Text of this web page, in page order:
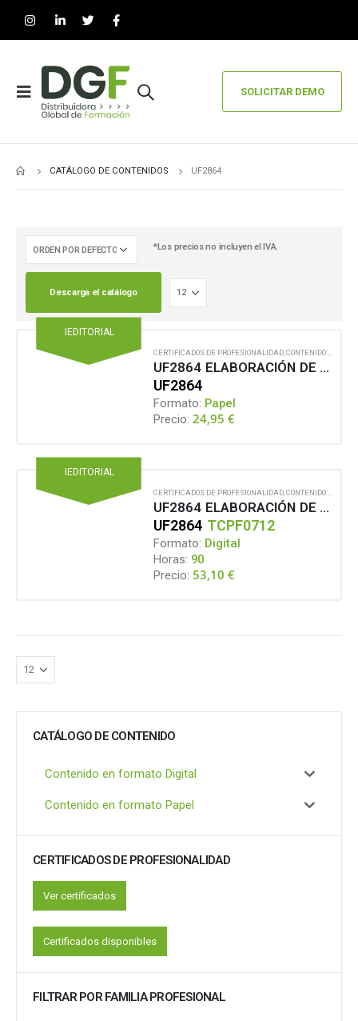
SOLICITAR DEMO
CATÁLOGO DE CONTENIDOS UF2864
*Los precios no incluyen el IVA.
Descarga el catálogo
IEDITORIAL
CERTIFICADOS DE PROFESIONALIDAD CONTENIDO EN FORMATO PAPEL
UF2864 ELABORACIÓN DE LOS PATRONES BASE DE ARTÍCULOS DE CONFECCIÓN Y PIEL
UF2864
Formato: Papel
Precio: 24,95€
IEDITORIAL
CERTIFICADOS DE PROFESIONALIDAD CONTENIDO EN FORMATO DIGITAL
UF2864 ELABORACIÓN DE LOS PATRONES BASE DE ARTÍCULOS DE CONFECCIÓN Y PIEL
UF2864 TCPF0712
Formato: Digital
Horas: 90
Precio: 53,10€
CATÁLOGO DE CONTENIDO
Contenido en formato Digital
Contenido en formato Papel
CERTIFICADOS DE PROFESIONALIDAD
Ver certificados
Certificados disponibles
FILTRAR POR FAMILIA PROFESIONAL